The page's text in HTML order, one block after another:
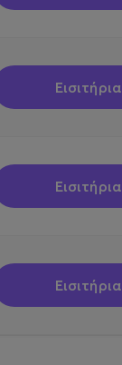
Εισιτήρια
Εισιτήρια
Εισιτήρια